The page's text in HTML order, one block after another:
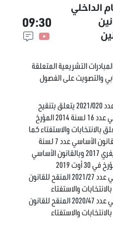
الداخلي
09:30
التشريعية المتعلقة
والتصويت على الفصول
مقترح قانون أساسي عدد 2021/020 يتعلق بتنقيح
واتمام القانون الأساسي عدد 16 لسنة 2014 المؤرخ
2014 المتعلق بالانتخابات والاستفتاء كما
تم تنقيحه وإتمامه بالقانون الأساسي عدد 7 لسنة
2017 المؤرخ في 14 فيفري 2017 وبالقانون الأساسي
مقترح القانون الأساسي عدد 2021/27 المنقح للقانون
مقترح القانون الأساسي عدد 2020/47 المنقح للقانون